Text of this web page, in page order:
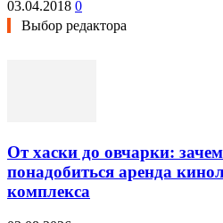
03.04.2018 0
Выбор редактора
От хаски до овчарки:
понадобиться аренда
комплекса